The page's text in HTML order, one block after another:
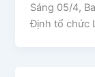
Sáng 05/4,
Định tổ chức